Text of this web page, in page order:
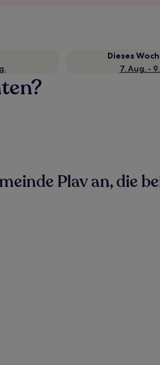
Dieses
7. Aug. -
Plav an, die